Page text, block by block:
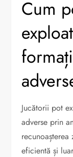
Cum
Jucătorii pot
adverse prin
eficientă și